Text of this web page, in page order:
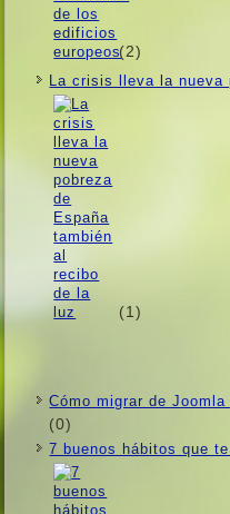
(2)
La crisis lleva la
(1)
Cómo migrar de
(0)
7 buenos hábitos que